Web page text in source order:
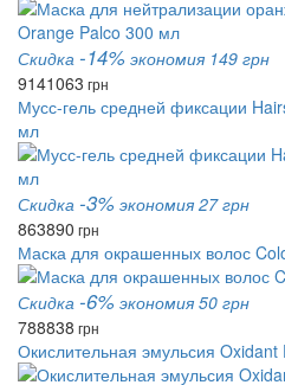
Скидка -14% экономия 149 грн
9141063 грн
Мусс-гель средней фиксации
мл
Скидка -3% экономия 27 грн
863890 грн
Маска для окрашенных волос
Скидка -6% экономия 50 грн
788838 грн
Окислительная эмульсия